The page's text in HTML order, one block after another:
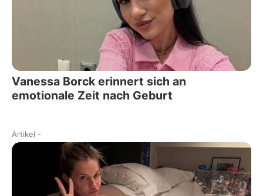
Vanessa Borck erinnert sich an
emotionale Zeit nach Geburt
Artikel -